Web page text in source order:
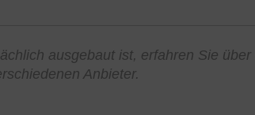
ausgebaut ist, erfahren Sie
Anbieter.